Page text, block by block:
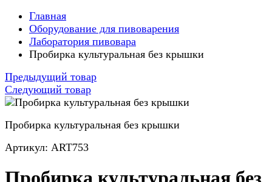
Главная
Оборудование для пивоварения
Лаборатория пивовара
Пробирка культуральная без крышки
Предыдущий товар
Следующий товар
Пробирка культуральная без крышки
Артикул: ART753